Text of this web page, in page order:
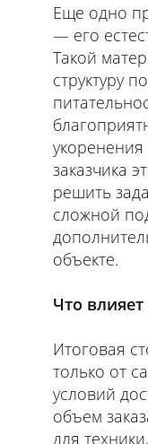
Еще одно
— его
Такой
структуру
заказчика
решить
сложной
объекте.
Что
Итоговая
только от
условий
объем
для